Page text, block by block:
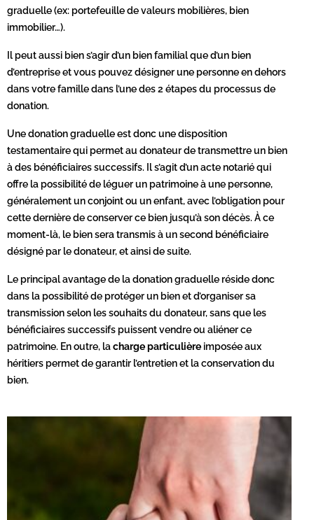
graduelle (ex: portefeuille de valeurs mobilières, bien
immobilier…).
Il peut aussi bien s’agir d’un bien familial que d’un bien
d’entreprise et vous pouvez désigner une personne en dehors
dans votre famille dans l’une des 2 étapes du processus de
donation.
Une donation graduelle est donc une disposition
testamentaire qui permet au donateur de transmettre un bien
à des bénéficiaires successifs. Il s’agit d’un acte notarié qui
offre la possibilité de léguer un patrimoine à une personne,
généralement un conjoint ou un enfant, avec l’obligation pour
cette dernière de conserver ce bien jusqu’à son décès. À ce
moment-là, le bien sera transmis à un second bénéficiaire
désigné par le donateur, et ainsi de suite.
Le principal avantage de la donation graduelle réside donc
dans la possibilité de protéger un bien et d’organiser sa
transmission selon les souhaits du donateur, sans que les
bénéficiaires successifs puissent vendre ou aliéner ce
patrimoine. En outre, lacharge particulière imposée aux
héritiers permet de garantir l’entretien et la conservation du
bien.